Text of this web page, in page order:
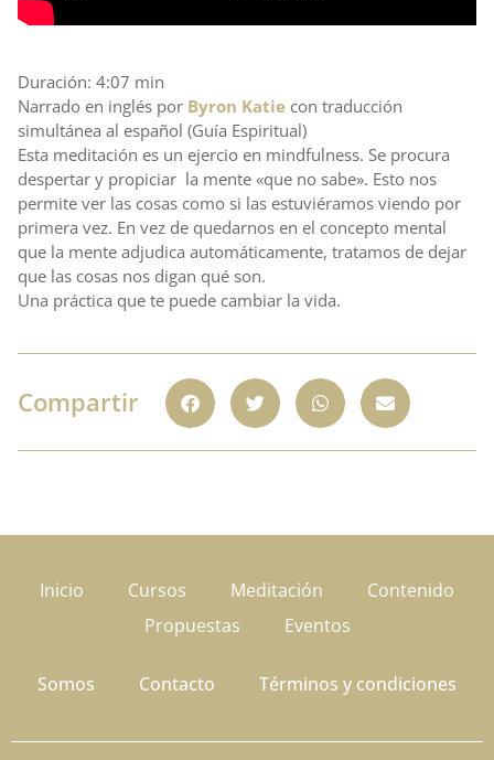
Duración: 4:07 min
Narrado en inglés por Byron Katie con traducción
simultánea al español (Guía Espiritual)
Esta meditación es un ejercio en mindfulness. Se procura
despertar y propiciar la mente «que no sabe». Esto nos
permite ver las cosas como si las estuviéramos viendo por
primera vez. En vez de quedarnos en el concepto mental
que la mente adjudica automáticamente, tratamos de dejar
que las cosas nos digan qué son.
Una práctica que te puede cambiar la vida.
Compartir
Inicio Cursos Meditación
Contenido
Propuestas
Eventos
Somos Contacto Términos y condiciones